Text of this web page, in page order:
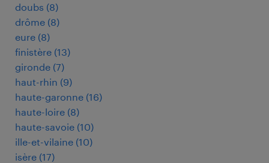
doubs (8)
drôme (8)
eure (8)
finistère (13)
gironde (7)
haut-rhin (9)
haute-garonne (16)
haute-loire (8)
haute-savoie (10)
ille-et-vilaine (10)
isère (17)